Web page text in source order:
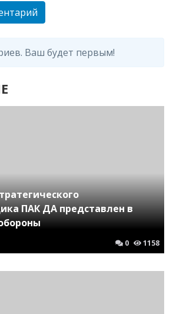
Ваш будет первым!
ПАК ДА представлен в
0 1158